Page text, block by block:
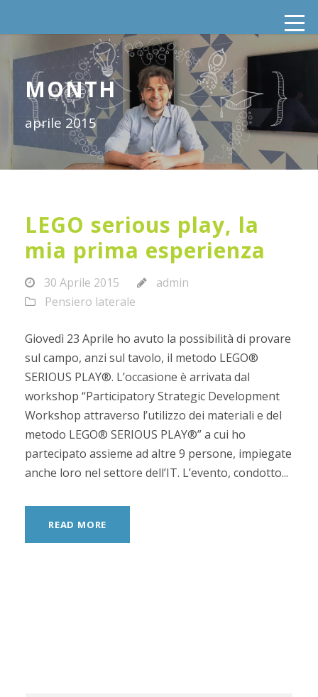
MONTH
aprile 2015
LEGO serious play, la
mia prima esperienza
30 Aprile 2015
admin
Pensiero laterale
Giovedì 23 Aprile ho avuto la possibilità di provare
sul campo, anzi sul tavolo, il metodo LEGO®
SERIOUS PLAY®. L’occasione è arrivata dal
workshop “Participatory Strategic Development
Workshop attraverso l’utilizzo dei materiali e del
metodo LEGO® SERIOUS PLAY®” a cui ho
partecipato assieme ad altre 9 persone, impiegate
anche loro nel settore dell’IT. L’evento, condotto...
READ MORE